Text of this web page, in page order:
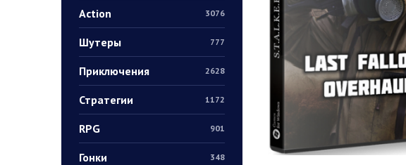
Action 3076
Шутеры 777
Приключения 2628
Стратегии 1172
RPG 901
Гонки 348